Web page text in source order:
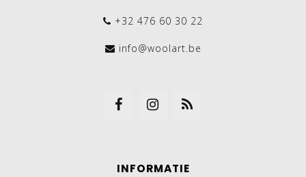
+32 476 60 30 22
info@woolart.be
INFORMATIE